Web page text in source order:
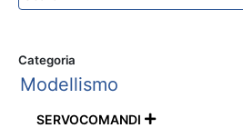
Categoria
Modellismo
SERVOCOMANDI 